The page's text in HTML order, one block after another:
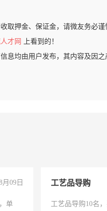
取押金、保证金，请微友务必谨
才网
上看到的！
息均由用户发布，其内容及因
月09日
单
工艺品导购
工艺品导购10名